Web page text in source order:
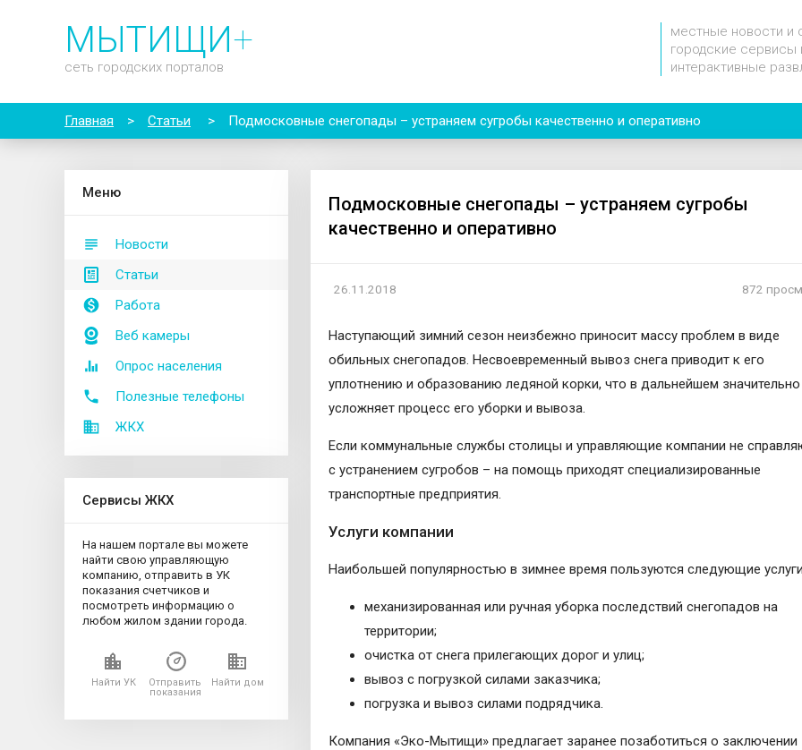
МЫТИЩИ+
сеть городских порталов
местные новости и
городские сервисы
интерактивные
Главная > Статьи > Подмосковные снегопады – устраняем сугробы качественно и оперативно
Меню
Новости
Статьи
Работа
Веб камеры
Опрос населения
Полезные телефоны
ЖКХ
Сервисы ЖКХ
На нашем портале вы можете
найти свою управляющую
компанию, отправить в УК
показания счетчиков и
посмотреть информацию о
любом жилом здании города.
Найти УК
Отправить
показания
Найти дом
Подмосковные снегопады – устраняем сугробы
качественно и оперативно
872
26.11.2018
Наступающий зимний сезон неизбежно приносит массу проблем в виде
обильных снегопадов. Несвоевременный вывоз снега приводит к его
уплотнению и образованию ледяной корки, что в дальнейшем значительно
усложняет процесс его уборки и вывоза.
Если коммунальные службы столицы и управляющие компании не
с устранением сугробов – на помощь приходят специализированные
транспортные предприятия.
Услуги компании
Наибольшей популярностью в зимнее время пользуются следующие
механизированная или ручная уборка последствий снегопадов на
территории;
очистка от снега прилегающих дорог и улиц;
вывоз с погрузкой силами заказчика;
погрузка и вывоз силами подрядчика.
Компания «Эко-Мытищи» предлагает заранее позаботиться о заключении